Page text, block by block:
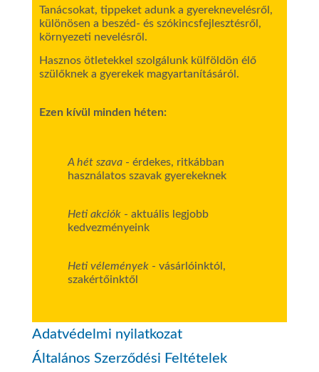
Tanácsokat, tippeket adunk a gyereknevelésről,
különösen a beszéd- és szókincsfejlesztésről,
környezeti nevelésről.
Hasznos ötletekkel szolgálunk külföldön élő
szülőknek a gyerekek magyartanításáról.
Ezen kívül minden héten:
A hét szava- érdekes, ritkábban
használatos szavak gyerekeknek
Heti akciók- aktuális legjobb
kedvezményeink
Heti vélemények- vásárlóinktól,
szakértőinktől
Adatvédelmi nyilatkozat
Általános Szerződési Feltételek